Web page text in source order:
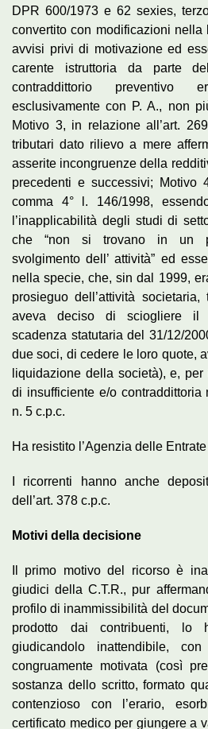
DPR 600/1973 e 62 sexies,
convertito con modificazioni nella
avvisi privi di motivazione ed
carente istruttoria da parte
contraddittorio preventivo
esclusivamente con P. A., non
Motivo 3, in relazione all’art.
tributari dato rilievo a mere
asserite incongruenze della
precedenti e successivi; Motivo
comma 4° l. 146/1998,
l’inapplicabilità degli studi di
che “non si trovano in un
svolgimento dell’ attività” ed
nella specie, che, sin dal 1999,
prosieguo dell’attività
aveva deciso di sciogliere il
scadenza statutaria del 31/12/
due soci, di cedere le loro quote,
liquidazione della società), e,
di insufficiente e/o contraddittoria
n. 5 c.p.c.
Ha resistito l’Agenzia delle
I ricorrenti hanno anche
dell’art. 378 c.p.c.
Motivi della decisione
Il primo motivo del ricorso è
giudici della C.T.R., pur
profilo di inammissibilità del
prodotto dai contribuenti, lo
giudicandolo inattendibile,
congruamente motivata (così
sostanza dello scritto, formato
contenzioso con l’erario,
certificato medico per giungere a